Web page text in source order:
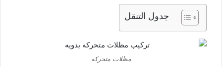
جدول التنقل
مظلات متحركه